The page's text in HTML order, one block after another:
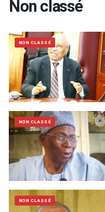
Non classé
NON CLASSÉ
NON CLASSÉ
NON CLASSÉ